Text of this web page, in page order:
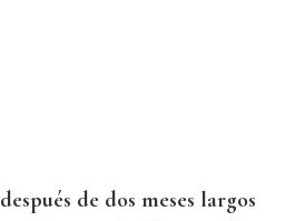
después de dos meses largos